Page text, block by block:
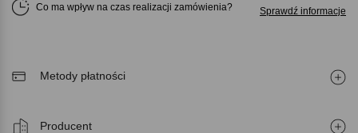
Co ma wpływ na czas realizacji zamówienia Sprawdź informacje
Metody płatności
Producent